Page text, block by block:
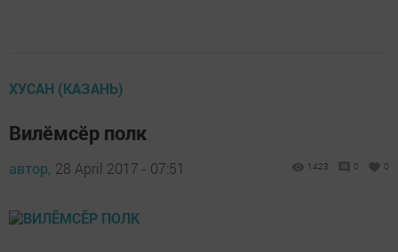
ХУСАН (КАЗАНЬ)
Вилӗмсӗр полк
автор, 28 April 2017 - 07:51 1423 0 0